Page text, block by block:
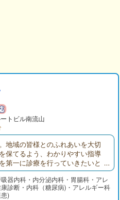
トビル南流山
地域の皆様とのふれあいを大切
保てるよう、わかりやすい指導
第一に診療を行っていきたいと
ホームドクターとしてお役に立
うぞ宜しくお願いいます。
器内科・内分泌内科・胃腸科・アレ
診断・内科（糖尿病)・アレルギー科
)